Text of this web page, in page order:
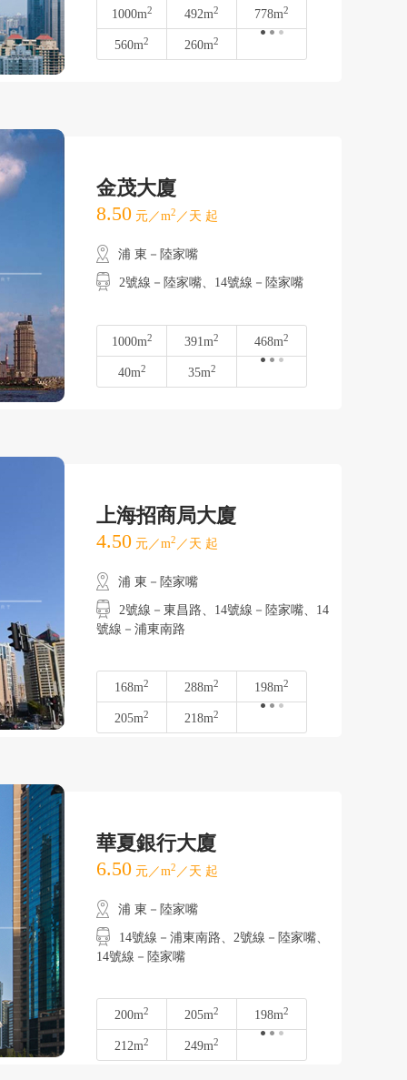
1000m2 492m2 778m2
560m2 260m2
金茂大廈
8.50 元／m2 ／天 起
浦 東－陸家嘴
2號線－陸家嘴、14號線－陸家嘴
1000m2 391m2 468m2
40m2 35m2
上海招商局大廈
4.50 元／m2 ／天 起
浦 東－陸家嘴
2號線－東昌路、14號線－陸家嘴、14
號線－浦東南路
168m2 288m2 198m2
205m2 218m2
華夏銀行大廈
6.50 元／m2 ／天 起
浦 東－陸家嘴
14號線－浦東南路、2號線－陸家嘴、
14號線－陸家嘴
200m2 205m2 198m2
212m2 249m2